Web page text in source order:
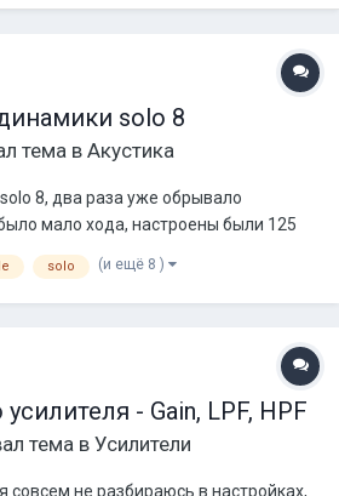
solo 8
тема вАкустика
8, два раза уже обрывало
мало хода, настроены были 125
пионер, с верху распущены,
нулям кроме частоты 80 герц она
включена СЧ, srtrv включен 1.
Пос...
solo (и ещё 8 )
- Gain, LPF, HPF
тема вУсилители
совсем не разбираюсь в настройках,